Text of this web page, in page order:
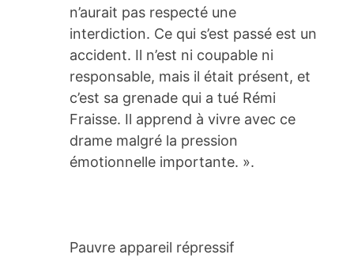
n’aurait pas respecté une
interdiction. Ce qui s’est passé est un
accident. Il n’est ni coupable ni
responsable, mais il était présent, et
c’est sa grenade qui a tué Rémi
Fraisse. Il apprend à vivre avec ce
drame malgré la pression
émotionnelle importante. ».
Pauvre appareil répressif